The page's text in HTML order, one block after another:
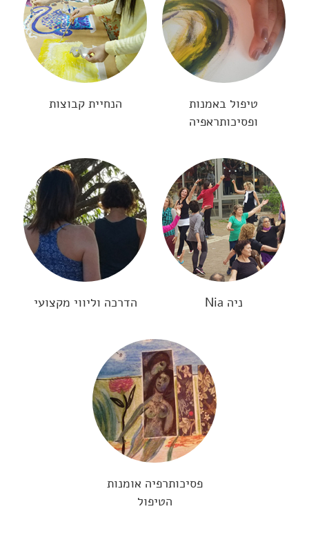
טיפול באמנות
ופסיכותראפיה
הנחיית קבוצות
ניה Nia הדרכה וליווי מקצועי
פסיכותרפיה אומנות
הטיפול